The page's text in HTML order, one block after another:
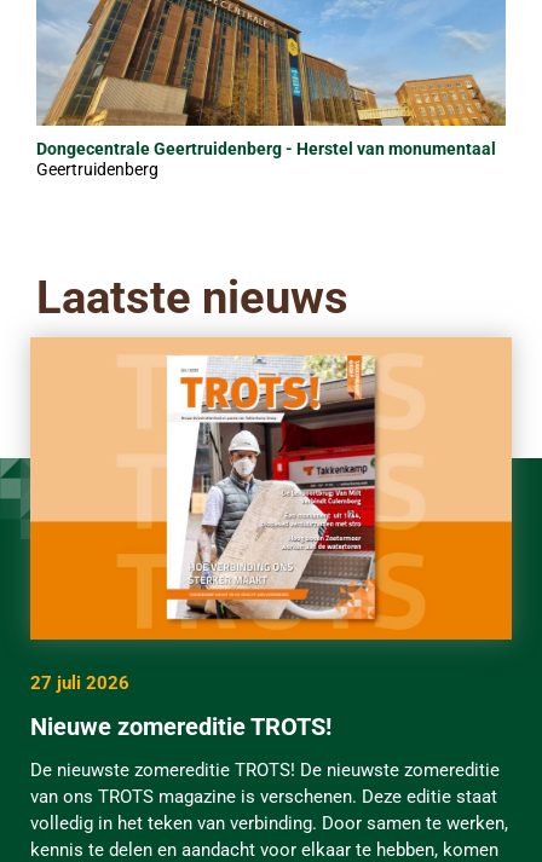
Dongecentrale Geertruidenberg - Herstel van monumentaal
beton
Geertruidenberg
Laatste nieuws
27 juli 2026
Nieuwe zomereditie TROTS!
De nieuwste zomereditie TROTS! De nieuwste zomereditie
van ons TROTS magazine is verschenen. Deze editie staat
volledig in het teken van verbinding. Door samen te werken,
kennis te delen en aandacht voor elkaar te hebben, komen